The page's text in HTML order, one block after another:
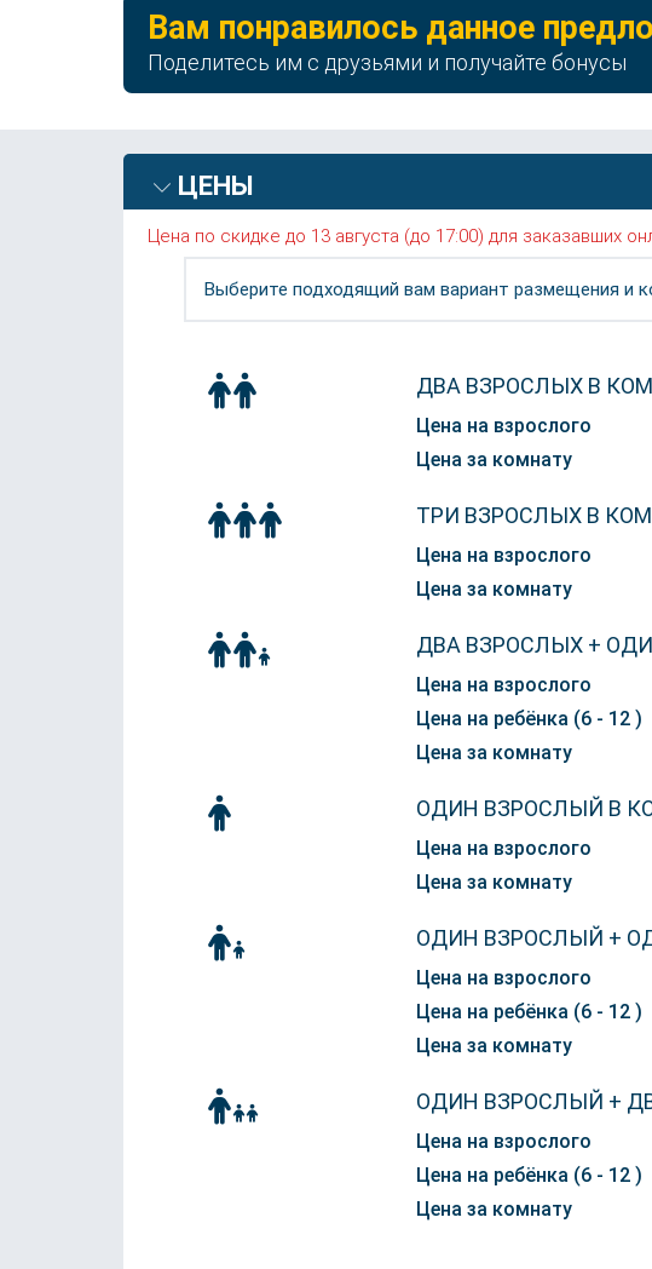
Вам понравилось данное
Поделитесь им с друзьями и получайте бонусы
ЦЕНЫ
Цена по скидке до 13 августа (до 17:00) для заказавших
Выберите подходящий вам вариант размещения и
ДВА ВЗРОСЛЫХ В
Цена на взрослого
Цена за комнату
ТРИ ВЗРОСЛЫХ В
Цена на взрослого
Цена за комнату
ДВА ВЗРОСЛЫХ +
Цена на взрослого
Цена на ребёнка (6 - 12 )
Цена за комнату
ОДИН ВЗРОСЛЫЙ В
Цена на взрослого
Цена за комнату
ОДИН ВЗРОСЛЫЙ +
Цена на взрослого
Цена на ребёнка (6 - 12 )
Цена за комнату
ОДИН ВЗРОСЛЫЙ +
Цена на взрослого
Цена на ребёнка (6 - 12 )
Цена за комнату